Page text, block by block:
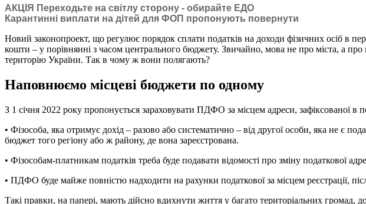
АКЦІЯ Переходьте на світлу сторону - обирайте ЕДО
Карантинні виплати на дітей для ФОП пропонують повернути
Новий законопроект, що регулює порядок сплати податків на доходи фізичних осіб в
кошти – у порівнянні з часом центрального бюджету. Звичайно, мова не про міста, а
територію України. Так в чому ж вони полягають?
Наповнюємо місцеві бюджети по одному
З 1 січня 2022 року пропонується зараховувати ПДФО за місцем адреси, зафіксованої в
• Фізособа, яка отримує дохід – разово або систематично – від другої особи, яка не є
бюджет того регіону або ж району, де вона зареєстрована.
• Фізособам-платникам податків треба буде подавати відомості про зміну податкової
• ПДФО буде майже повністю надходити на рахунки податкової за місцем реєстрації,
Такі правки, на папері, мають дійсно вдихнути життя у багато територіальних